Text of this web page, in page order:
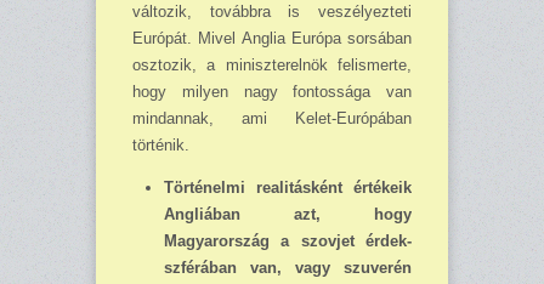
változik, továbbra is veszélyezteti
Európát. Mivel Anglia Európa sorsában
osztozik, a miniszterelnök felismerte,
hogy milyen nagy fontossága van
mindannak, ami Kelet-Európában
történik.
Történelmi realitásként értékeik
Angliában azt, hogy
Magyarország a szovjet érdek­
szfé­rában van, vagy szuverén